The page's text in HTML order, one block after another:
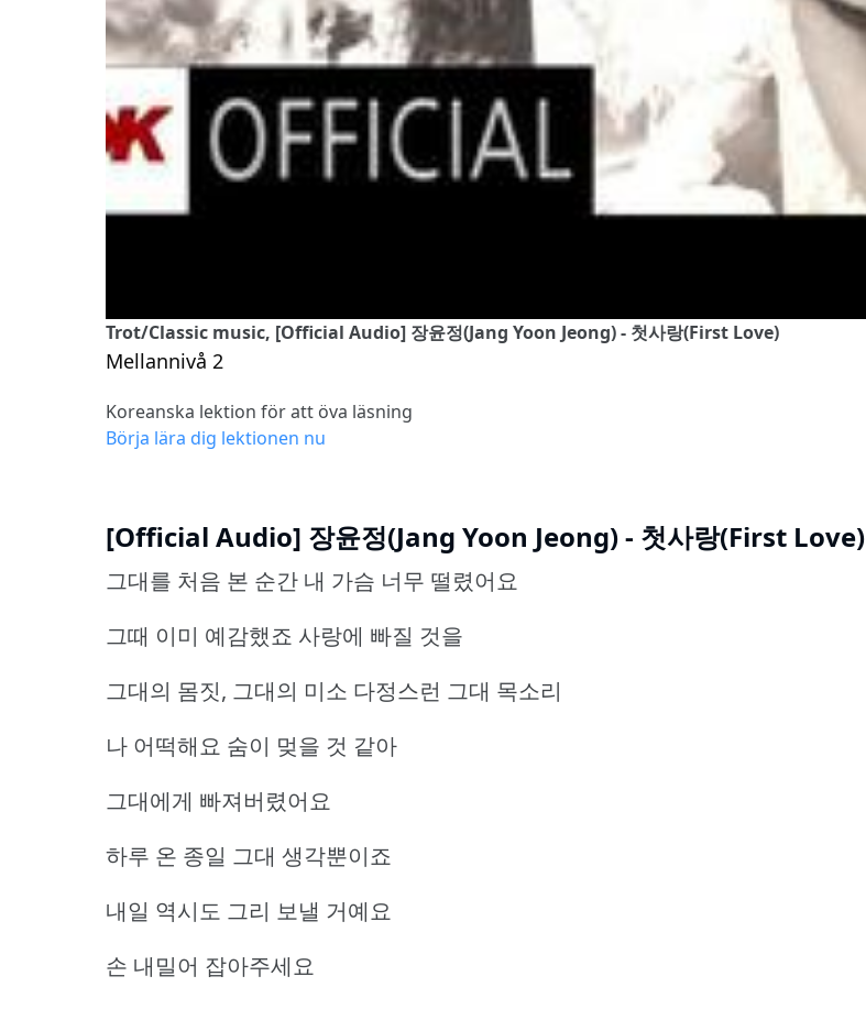
Trot/Classic music, [Official Audio] 장윤정(Jang Yoon Jeong) - 첫사랑(First Love)
Mellannivå 2
Koreanska lektion för att öva läsning
Börja lära dig lektionen nu
[Official Audio] 장윤정(Jang Yoon Jeong) - 첫사랑(First Love)
그대를 처음 본 순간 내 가슴 너무 떨렸어요
그때 이미 예감했죠 사랑에 빠질 것을
그대의 몸짓, 그대의 미소 다정스런 그대 목소리
나 어떡해요 숨이 멎을 것 같아
그대에게 빠져버렸어요
하루 온 종일 그대 생각뿐이죠
내일 역시도 그리 보낼 거예요
손 내밀어 잡아주세요